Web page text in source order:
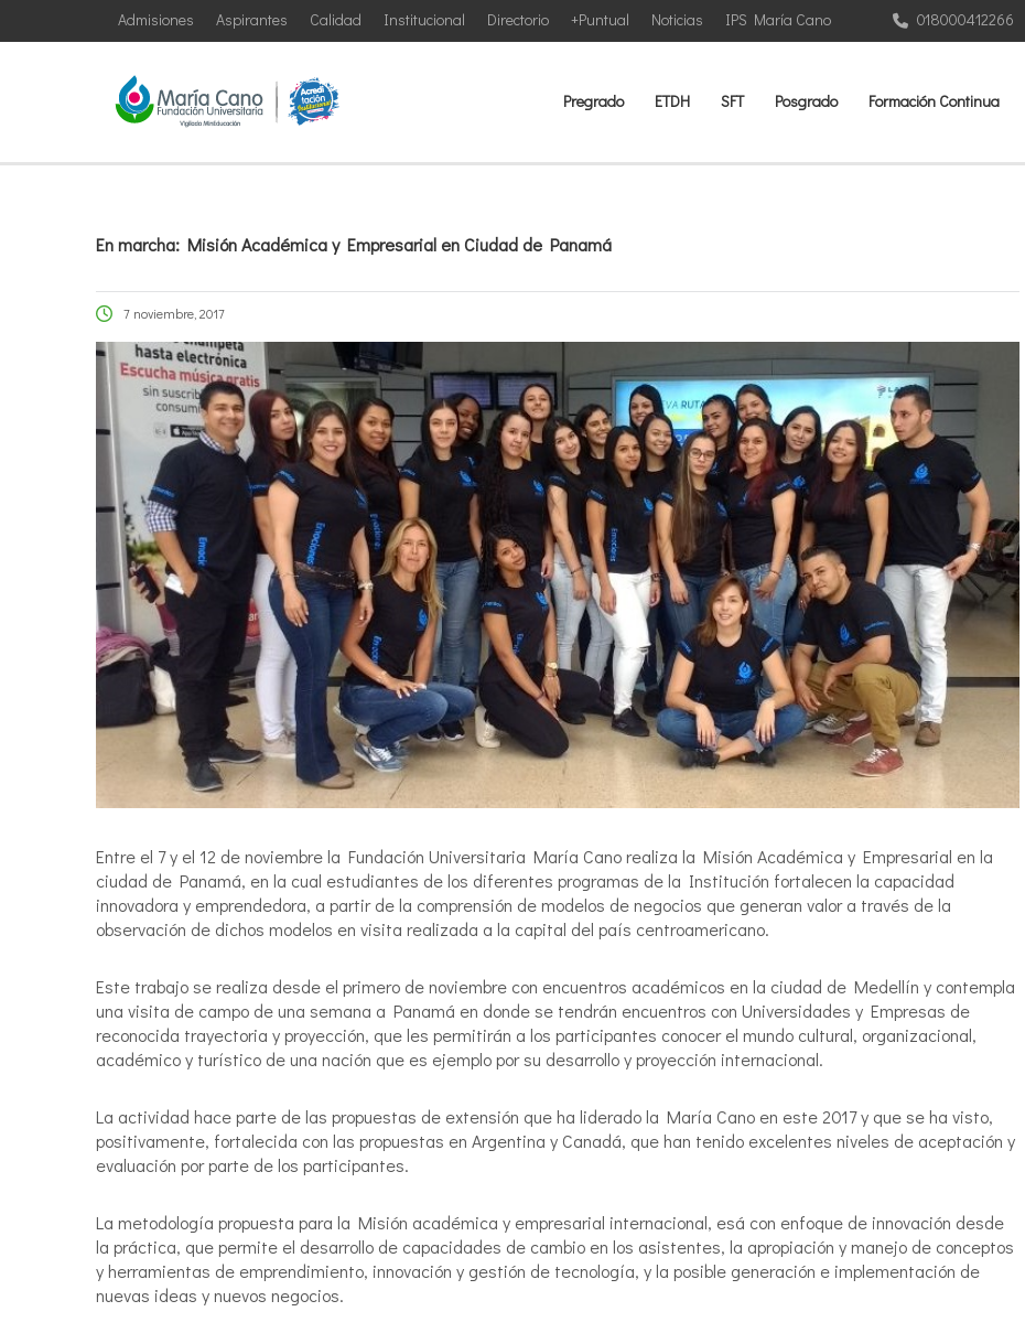
IPS María Cano
Noticias
+Puntual
Directorio
Institucional
Calidad
Aspirantes
Admisiones 018000412266
Pregrado ETDH SFT Posgrado Formación Continua
En marcha: Misión Académica y Empresarial en Ciudad de Panamá
7 noviembre, 2017
Entre el 7 y el 12 de noviembre la Fundación Universitaria María Cano realiza la Misión Académica y Empresarial en la
ciudad de Panamá, en la cual estudiantes de los diferentes programas de la Institución fortalecen la capacidad
innovadora y emprendedora, a partir de la comprensión de modelos de negocios que generan valor a través de la
observación de dichos modelos en visita realizada a la capital del país centroamericano.
Este trabajo se realiza desde el primero de noviembre con encuentros académicos en la ciudad de Medellín y contempla
una visita de campo de una semana a Panamá en donde se tendrán encuentros con Universidades y Empresas de
reconocida trayectoria y proyección, que les permitirán a los participantes conocer el mundo cultural, organizacional,
académico y turístico de una nación que es ejemplo por su desarrollo y proyección internacional.
La actividad hace parte de las propuestas de extensión que ha liderado la María Cano en este 2017 y que se ha visto,
positivamente, fortalecida con las propuestas en Argentina y Canadá, que han tenido excelentes niveles de aceptación y
evaluación por parte de los participantes.
La metodología propuesta para la Misión académica y empresarial internacional, esá con enfoque de innovación desde
la práctica, que permite el desarrollo de capacidades de cambio en los asistentes, la apropiación y manejo de conceptos
y herramientas de emprendimiento, innovación y gestión de tecnología, y la posible generación e implementación de
nuevas ideas y nuevos negocios.